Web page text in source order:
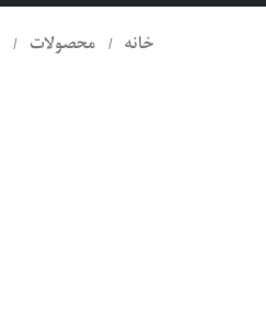
خانه محصولات